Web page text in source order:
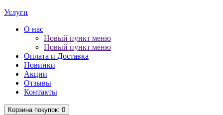
Услуги
О нас
Новый пункт меню
Новый пункт меню
Оплата и Доставка
Новинки
Акции
Отзывы
Контакты
Корзина покупок: 0